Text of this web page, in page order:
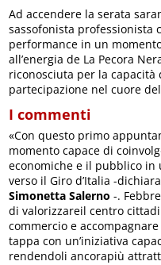
Ad accendere la serata
sassofonista professionista
performance in un
all’energia de La Pecora
riconosciuta per la
partecipazione nel cuore
I commenti
«Con questo primo
momento capace di
economiche e il pubblico
verso il Giro d’Italia -
Simonetta Salerno -.
di valorizzareil centro
commercio e
tappa con un’iniziativa
rendendoli ancorapiù